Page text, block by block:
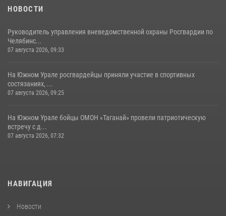
НОВОСТИ
Руководитель управления вневедомственной охраны Росгвардии по
Челябинс...
07 августа 2026, 09:33
На Южном Урале росгвардейцы приняли участие в спортивных
состязаниях, ...
07 августа 2026, 09:25
На Южном Урале бойцы ОМОН «Таганай» провели патриотическую
встречу с д...
07 августа 2026, 07:32
НАВИГАЦИЯ
Новости